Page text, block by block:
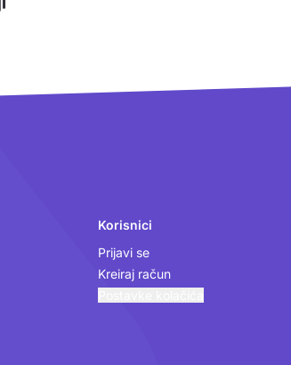
Korisnici
Prijavi se
Kreiraj račun